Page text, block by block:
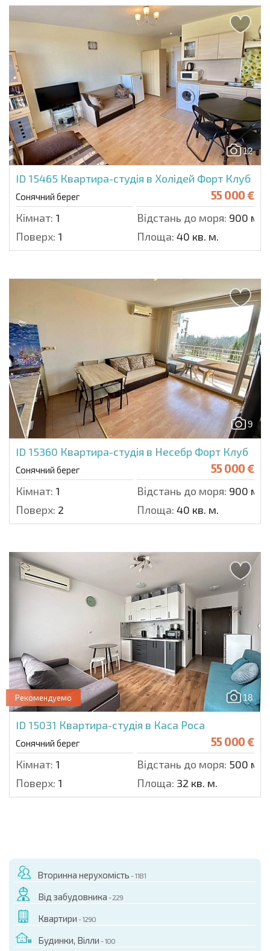
12
ID 15465 Квартира-студія в Холідей Форт Клуб
Сонячний берег 55 000 €
Кімнат: 1 Відстань до моря: 900 м.
Поверх: 1 Площа: 40 кв. м.
9
ID 15360 Квартира-студія в Несебр Форт Клуб
Сонячний берег 55 000 €
Кімнат: 1 Відстань до моря: 900 м.
Поверх: 2 Площа: 40 кв. м.
18
Рекомендуемо
ID 15031 Квартира-студія в Каса Роса
Сонячний берег 55 000 €
Кімнат: 1 Відстань до моря: 500 м.
Поверх: 1 Площа: 32 кв. м.
Вторинна нерухомість - 1181
Від забудовника - 229
Квартири - 1290
Будинки, Вілли - 100